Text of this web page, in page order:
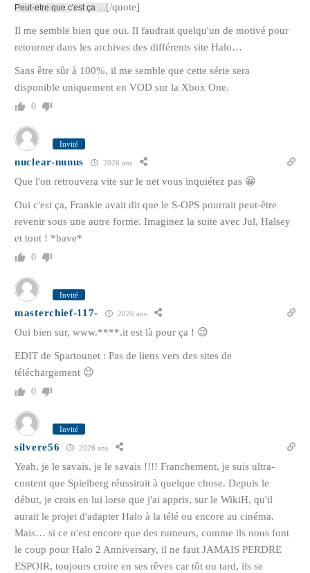
Peut-etre que c'est ça …[/quote]
Il me semble bien que oui. Il faudrait quelqu'un de motivé pour
retourner dans les archives des différents site Halo…
Sans être sûr à 100%, il me semble que cette série sera
disponible uniquement en VOD sur la Xbox One.
0
Invité
nuclear-nunus 2026 ans
Que l'on retrouvera vite sur le net vous inquiétez pas 😀
Oui c'est ça, Frankie avait dit que le S-OPS pourrait peut-être
revenir sous une autre forme. Imaginez la suite avec Jul, Halsey
et tout ! *bave*
0
Invité
masterchief-117- 2026 ans
Oui bien sur, www.****.it est là pour ça ! 😉
EDIT de Spartounet : Pas de liens vers des sites de
téléchargement 😉
0
Invité
silvere56 2026 ans
Yeah, je le savais, je le savais !!!! Franchement, je suis ultra-
content que Spielberg réussirait à quelque chose. Depuis le
début, je crois en lui lorse que j'ai appris, sur le WikiH, qu'il
aurait le projet d'adapter Halo à la télé ou encore au cinéma.
Mais… si ce n'est encore que des rumeurs, comme ils nous font
le coup pour Halo 2 Anniversary, il ne faut JAMAIS PERDRE
ESPOIR, toujours croire en ses rêves car tôt ou tard, ils se